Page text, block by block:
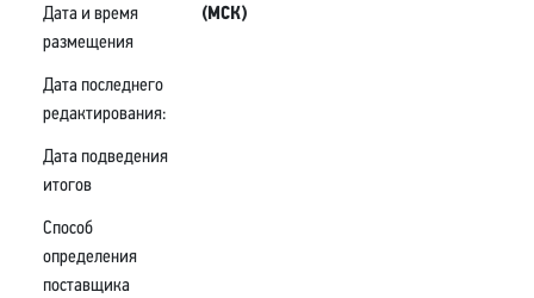
Дата и время
размещения
(МСК)
Дата последнего
редактирования:
Дата подведения
итогов
Способ
определения
поставщика